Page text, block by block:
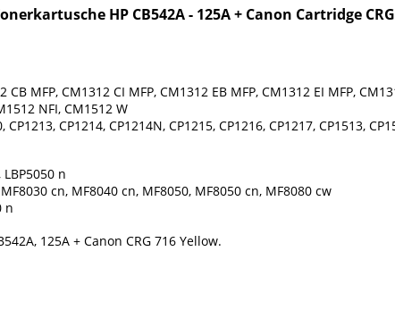
HP CB542A - 125A + Canon Cartridge
CB MFP, CM1312 CI MFP, CM1312 EB MFP, CM1312 EI MFP,
NFI, CM1512 W
CP1213, CP1214, CP1214N, CP1215, CP1216, CP1217, CP1513,
n
cn, MF8040 cn, MF8050, MF8050 cn, MF8080 cw
n
125A + Canon CRG 716 Yellow.